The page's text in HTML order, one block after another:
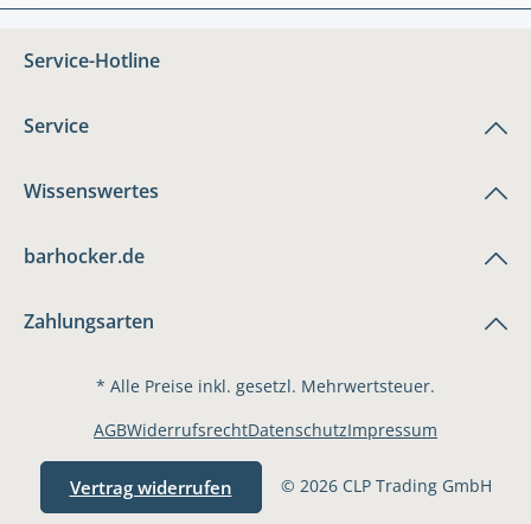
Service-Hotline
Service
Wissenswertes
barhocker.de
Zahlungsarten
* Alle Preise inkl. gesetzl. Mehrwertsteuer.
Vertrag widerrufen © 2026 CLP Trading GmbH
AGBWiderrufsrechtDatenschutzImpressum